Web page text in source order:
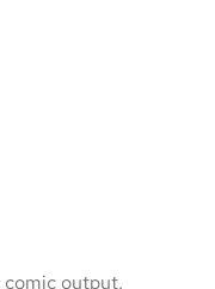
output.